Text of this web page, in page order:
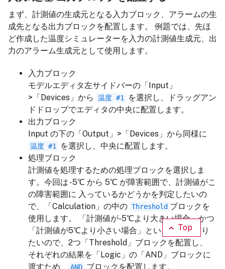
Top
まず、計測値の生成元となる入力ブロック、アラームの生
成先となる出力ブロックを配置します。 例題では、先ほ
ど作成した温度シミュレーターを入力の計測値生成元、出
力のアラーム生成元として使用します。
入力ブロック
モデルエディタ左サイドバーの「Input」
>「Devices」から
温度 #1
を選択し、ドラッグアン
ドドロップでエディタの中央に配置します。
出力ブロック
Input の下の「Output」>「Devices」から同様に
温度 #1
を選択し、中央に配置します。
処理ブロック
計測値を処理するための処理ブロックを選択しま
す。今回は -5℃ から 5℃ が障害範囲で、計測値がこ
の障害範囲に 入っているかどうかを判定したいの
で、「Calculation」の中の Threshold ブロックを
使用します。 「計測値が-5℃より大きい場合」かつ
「計測値が5℃より小さい場合」という条件を作り
たいので、2つ「Threshold」ブロックを配置し、
それぞれの結果を「Logic」の「AND」ブロックに
渡すため、
AND ブロックを配置します。